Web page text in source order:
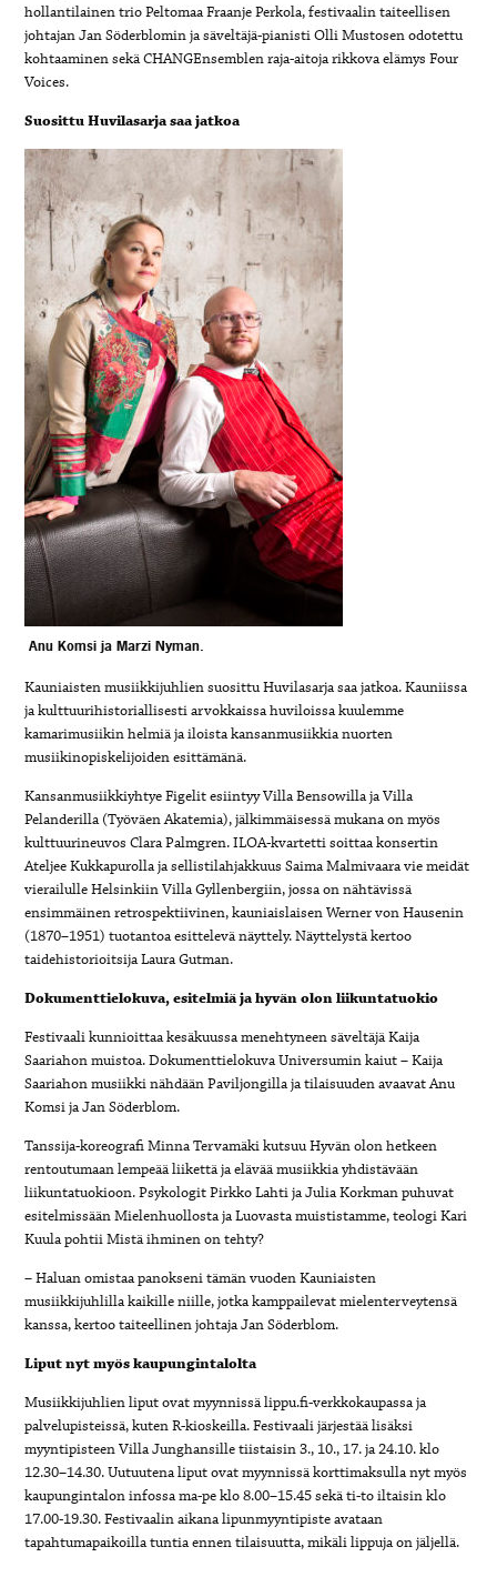
hollantilainen trio Peltomaa Fraanje Perkola, festivaalin taiteellisen
johtajan Jan Söderblomin ja säveltäjä-pianisti Olli Mustosen odotettu
kohtaaminen sekä CHANGEnsemblen raja-aitoja rikkova elämys Four
Voices.
Suosittu Huvilasarja saa jatkoa
Anu Komsi ja Marzi Nyman.
Kauniaisten musiikkijuhlien suosittu Huvilasarja saa jatkoa. Kauniissa
ja kulttuurihistoriallisesti arvokkaissa huviloissa kuulemme
kamarimusiikin helmiä ja iloista kansanmusiikkia nuorten
musiikinopiskelijoiden esittämänä.
Kansanmusiikkiyhtye Figelit esiintyy Villa Bensowilla ja Villa
Pelanderilla (Työväen Akatemia), jälkimmäisessä mukana on myös
kulttuurineuvos Clara Palmgren. ILOA-kvartetti soittaa konsertin
Ateljee Kukkapurolla ja sellistilahjakkuus Saima Malmivaara vie meidät
vierailulle Helsinkiin Villa Gyllenbergiin, jossa on nähtävissä
ensimmäinen retrospektiivinen, kauniaislaisen Werner von Hausenin
(1870–1951) tuotantoa esittelevä näyttely. Näyttelystä kertoo
taidehistorioitsija Laura Gutman.
Dokumenttielokuva, esitelmiä ja hyvän olon liikuntatuokio
Festivaali kunnioittaa kesäkuussa menehtyneen säveltäjä Kaija
Saariahon muistoa. Dokumenttielokuva Universumin kaiut – Kaija
Saariahon musiikki nähdään Paviljongilla ja tilaisuuden avaavat Anu
Komsi ja Jan Söderblom.
Tanssija-koreografi Minna Tervamäki kutsuu Hyvän olon hetkeen
rentoutumaan lempeää liikettä ja elävää musiikkia yhdistävään
liikuntatuokioon. Psykologit Pirkko Lahti ja Julia Korkman puhuvat
esitelmissään Mielenhuollosta ja Luovasta muististamme, teologi Kari
Kuula pohtii Mistä ihminen on tehty?
– Haluan omistaa panokseni tämän vuoden Kauniaisten
musiikkijuhlilla kaikille niille, jotka kamppailevat mielenterveytensä
kanssa, kertoo taiteellinen johtaja Jan Söderblom.
Liput nyt myös kaupungintalolta
Musiikkijuhlien liput ovat myynnissä lippu.fi-verkkokaupassa ja
palvelupisteissä, kuten R-kioskeilla. Festivaali järjestää lisäksi
myyntipisteen Villa Junghansille tiistaisin 3., 10., 17. ja 24.10. klo
12.30–14.30. Uutuutena liput ovat myynnissä korttimaksulla nyt myös
kaupungintalon infossa ma-pe klo 8.00–15.45 sekä ti-to iltaisin klo
17.00-19.30. Festivaalin aikana lipunmyyntipiste avataan
tapahtumapaikoilla tuntia ennen tilaisuutta, mikäli lippuja on jäljellä.